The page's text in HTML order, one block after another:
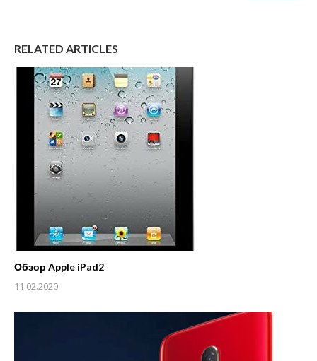
RELATED ARTICLES
Обзор Apple iPad2
11.02.2020